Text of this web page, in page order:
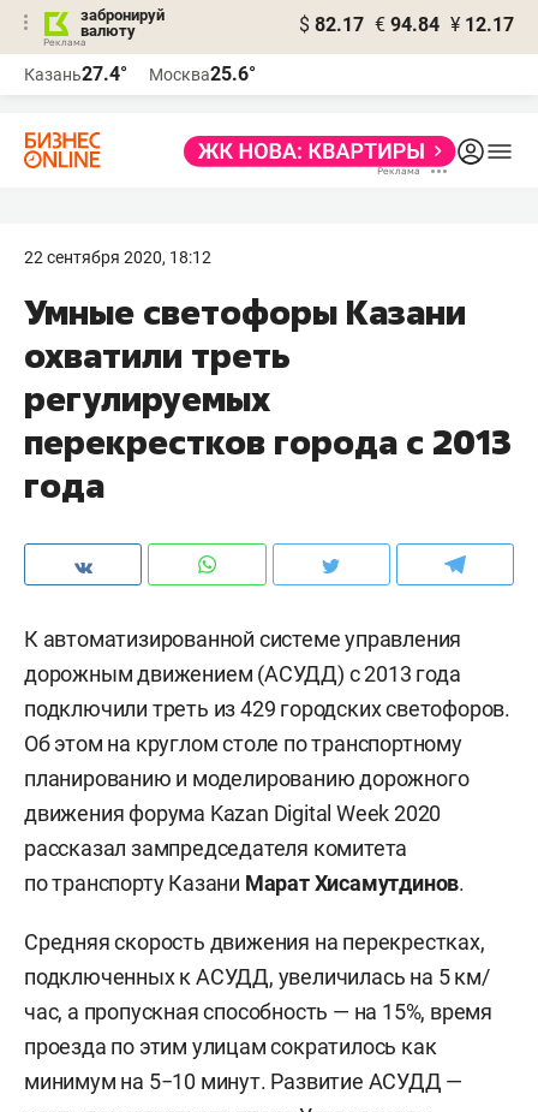
забронируй
валюту
$ 82.17 € 94.84 ¥ 12.17
Казань27.4° Москва25.6°
22 сентября 2020, 18:12
Умные светофоры Казани
охватили треть
регулируемых
перекрестков города с 2013
года
К автоматизированной системе управления
дорожным движением (АСУДД) с 2013 года
подключили треть из 429 городских светофоров.
Об этом на круглом столе по транспортному
планированию и моделированию дорожного
движения форума Kazan Digital Week 2020
рассказал зампредседателя комитета
по транспорту Казани Марат Хисамутдинов.
Средняя скорость движения на перекрестках,
подключенных к АСУДД, увеличилась на 5 км/
час, а пропускная способность — на 15%, время
проезда по этим улицам сократилось как
минимум на 5−10 минут. Развитие АСУДД —